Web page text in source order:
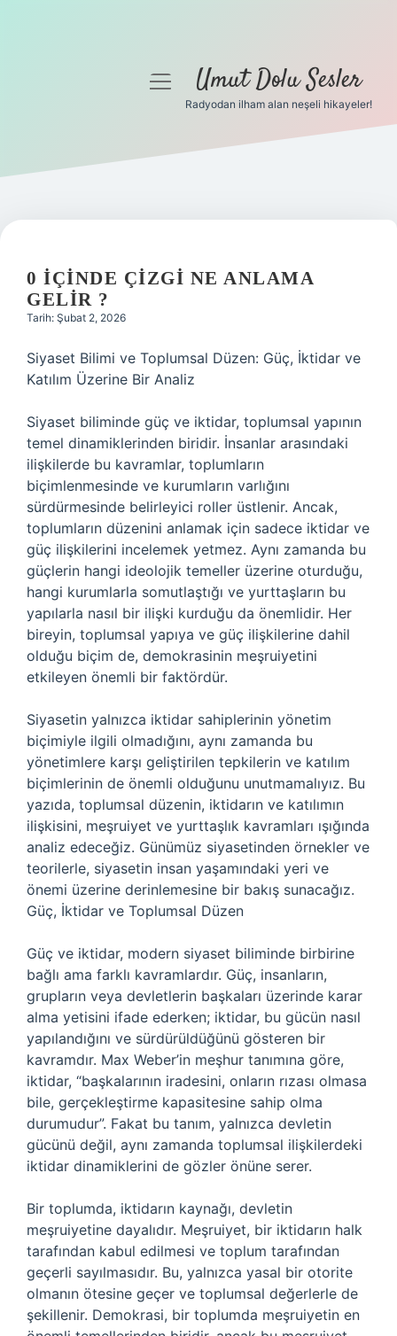
Gizlilik Politikası
Yasal Uyarı
menüyüUmut Dolu Sesler
Radyodan ilham alan neşeli hikayeler!
0 IÇINDE ÇIZGI NE ANLAMA
GELIR ?
Tarih: Şubat 2, 2026
Siyaset Bilimi ve Toplumsal Düzen: Güç, İktidar ve
Katılım Üzerine Bir Analiz
Siyaset biliminde güç ve iktidar, toplumsal yapının
temel dinamiklerinden biridir. İnsanlar arasındaki
ilişkilerde bu kavramlar, toplumların
biçimlenmesinde ve kurumların varlığını
sürdürmesinde belirleyici roller üstlenir. Ancak,
toplumların düzenini anlamak için sadece iktidar ve
güç ilişkilerini incelemek yetmez. Aynı zamanda bu
güçlerin hangi ideolojik temeller üzerine oturduğu,
hangi kurumlarla somutlaştığı ve yurttaşların bu
yapılarla nasıl bir ilişki kurduğu da önemlidir. Her
bireyin, toplumsal yapıya ve güç ilişkilerine dahil
olduğu biçim de, demokrasinin meşruiyetini
etkileyen önemli bir faktördür.
Siyasetin yalnızca iktidar sahiplerinin yönetim
biçimiyle ilgili olmadığını, aynı zamanda bu
yönetimlere karşı geliştirilen tepkilerin ve katılım
biçimlerinin de önemli olduğunu unutmamalıyız. Bu
yazıda, toplumsal düzenin, iktidarın ve katılımın
ilişkisini, meşruiyet ve yurttaşlık kavramları ışığında
analiz edeceğiz. Günümüz siyasetinden örnekler ve
teorilerle, siyasetin insan yaşamındaki yeri ve
önemi üzerine derinlemesine bir bakış sunacağız.
Güç, İktidar ve Toplumsal Düzen
Güç ve iktidar, modern siyaset biliminde birbirine
bağlı ama farklı kavramlardır. Güç, insanların,
grupların veya devletlerin başkaları üzerinde karar
alma yetisini ifade ederken; iktidar, bu gücün nasıl
yapılandığını ve sürdürüldüğünü gösteren bir
kavramdır. Max Weber’in meşhur tanımına göre,
iktidar, “başkalarının iradesini, onların rızası olmasa
bile, gerçekleştirme kapasitesine sahip olma
durumudur”. Fakat bu tanım, yalnızca devletin
gücünü değil, aynı zamanda toplumsal ilişkilerdeki
iktidar dinamiklerini de gözler önüne serer.
Bir toplumda, iktidarın kaynağı, devletin
meşruiyetine dayalıdır. Meşruiyet, bir iktidarın halk
tarafından kabul edilmesi ve toplum tarafından
geçerli sayılmasıdır. Bu, yalnızca yasal bir otorite
olmanın ötesine geçer ve toplumsal değerlerle de
şekillenir. Demokrasi, bir toplumda meşruiyetin en